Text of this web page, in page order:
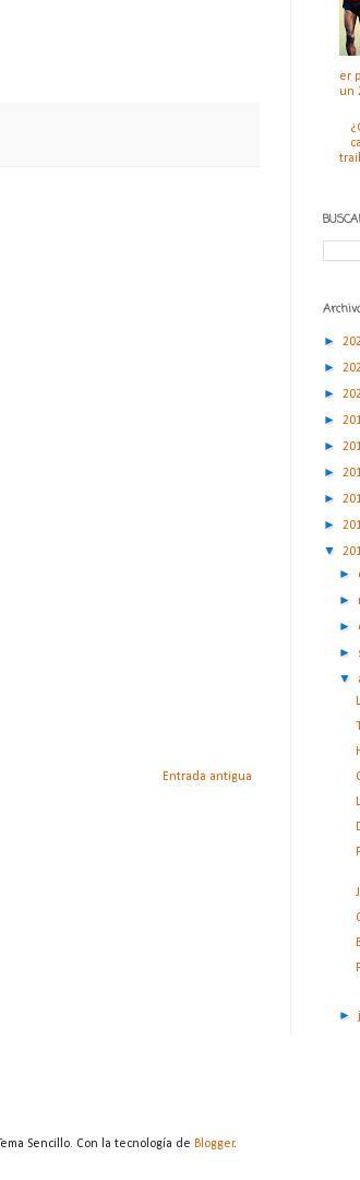
Entrada antigua
er
un
►
►
►
►
►
►
►
►
▼
►
►
►
►
▼
►
Tema Sencillo. Con la tecnología de Blogger.